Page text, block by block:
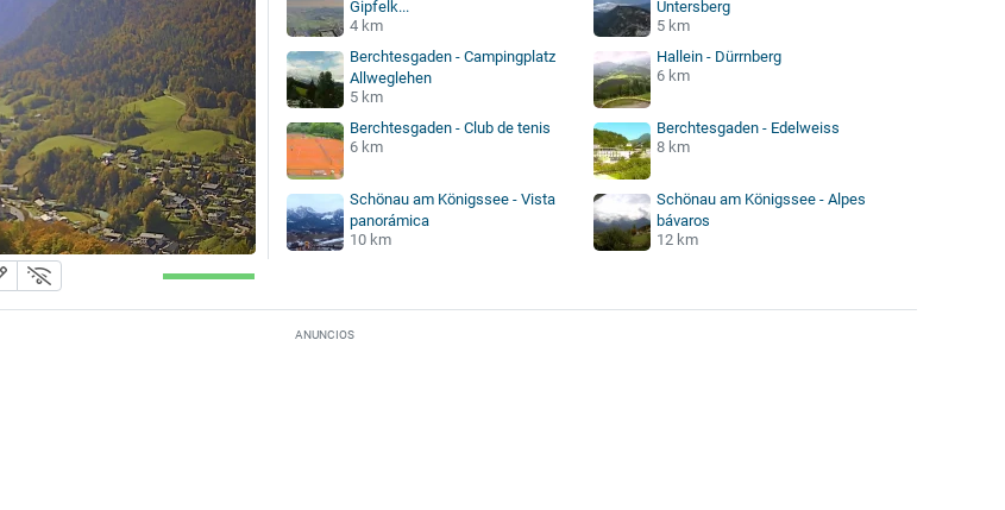
Gipfelk...
4 km
Untersberg
5 km
Berchtesgaden - Campingplatz
Allweglehen
5 km
Hallein - Dürrnberg
6 km
Berchtesgaden - Club de tenis
6 km
Berchtesgaden - Edelweiss
8 km
Schönau am Königssee - Vista
panorámica
10 km
Schönau am Königssee - Alpes
bávaros
12 km
ANUNCIOS